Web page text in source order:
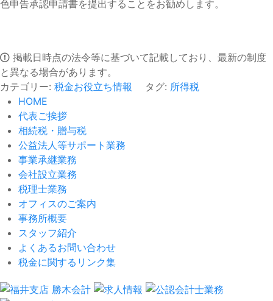
色申告承認申請書を提出することをお勧めします。
掲載日時点の法令等に基づいて記載しており、最新の制度
と異なる場合があります。
カテゴリー: 税金お役立ち情報 タグ: 所得税
HOME
代表ご挨拶
相続税・贈与税
公益法人等サポート業務
事業承継業務
会社設立業務
税理士業務
オフィスのご案内
事務所概要
スタッフ紹介
よくあるお問い合わせ
税金に関するリンク集